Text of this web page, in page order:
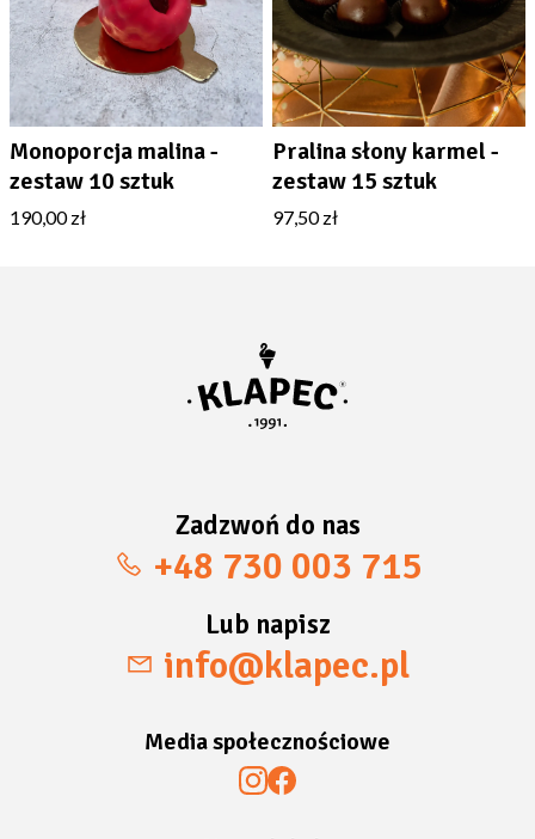
Monoporcja malina -
zestaw 10 sztuk
190,00 zł
Pralina słony karmel -
zestaw 15 sztuk
97,50 zł
Zadzwoń do nas
+48 730 003 715
Lub napisz
info@klapec.pl
Media społecznościowe